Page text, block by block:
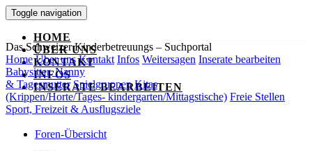
Toggle navigation
HOME
ÜBER UNS
KONTAKT
INFOS
INSERATE BEARBEITEN
Das Schweizer Kinderbetreuungs – Suchportal
Home Über uns Kontakt Infos Weitersagen Inserate bearbeiten
Babysitter, Nanny
& Tagesmutter Spielgruppen Kitas
(Krippen/Horte/Tages- kindergarten/Mittagstische) Freie Stellen
Sport, Freizeit & Ausflugsziele
Foren-Übersicht